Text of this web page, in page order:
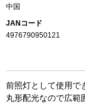
中国
JANコード
4976790950121
前照灯として使用で
丸形配光なので広範